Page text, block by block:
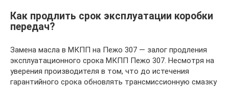
Как продлить срок эксплуатации коробки
передач?
Замена масла в МКПП на Пежо 307 — залог продления
эксплуатационного срока МКПП Пежо 307. Несмотря на
уверения производителя в том, что до истечения
гарантийного срока обновлять трансмиссионную смазку